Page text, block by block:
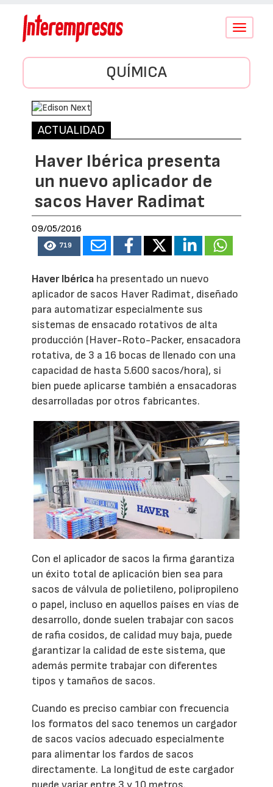
Conmutar
QUÍMICA
ACTUALIDAD
Haver Ibérica presenta
un nuevo aplicador de
sacos Haver Radimat
09/05/2016
719
Haver Ibérica ha presentado un nuevo
aplicador de sacos Haver Radimat, diseñado
para automatizar especialmente sus
sistemas de ensacado rotativos de alta
producción (Haver-Roto-Packer, ensacadora
rotativa, de 3 a 16 bocas de llenado con una
capacidad de hasta 5.600 sacos/hora), si
bien puede aplicarse también a ensacadoras
desarrolladas por otros fabricantes.
Con el aplicador de sacos la firma garantiza
un éxito total de aplicación bien sea para
sacos de válvula de polietileno, polipropileno
o papel, incluso en aquellos países en vías de
desarrollo, donde suelen trabajar con sacos
de rafia cosidos, de calidad muy baja, puede
garantizar la calidad de este sistema, que
además permite trabajar con diferentes
tipos y tamaños de sacos.
Cuando es preciso cambiar con frecuencia
los formatos del saco tenemos un cargador
de sacos vacíos adecuado especialmente
para alimentar los fardos de sacos
directamente. La longitud de este cargador